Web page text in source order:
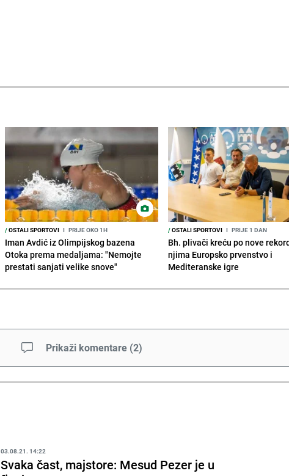
/OSTALI SPORTOVI I PRIJE OKO 1H
Iman Avdić iz Olimpijskog bazena
Otoka prema medaljama: "Nemojte
prestati sanjati velike snove"
/OSTALI SPORTOVI I PRIJE 1 DAN
Bh. plivači kreću po nove
njima Europsko prvenstvo i
Mediteranske igre
Prikaži komentare (2)
03.08.21. 14:22
Svaka čast, majstore: Mesud Pezer je u